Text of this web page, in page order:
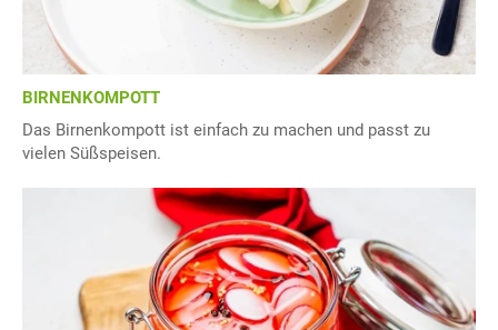
BIRNENKOMPOTT
Das Birnenkompott ist einfach zu machen und passt zu
vielen Süßspeisen.